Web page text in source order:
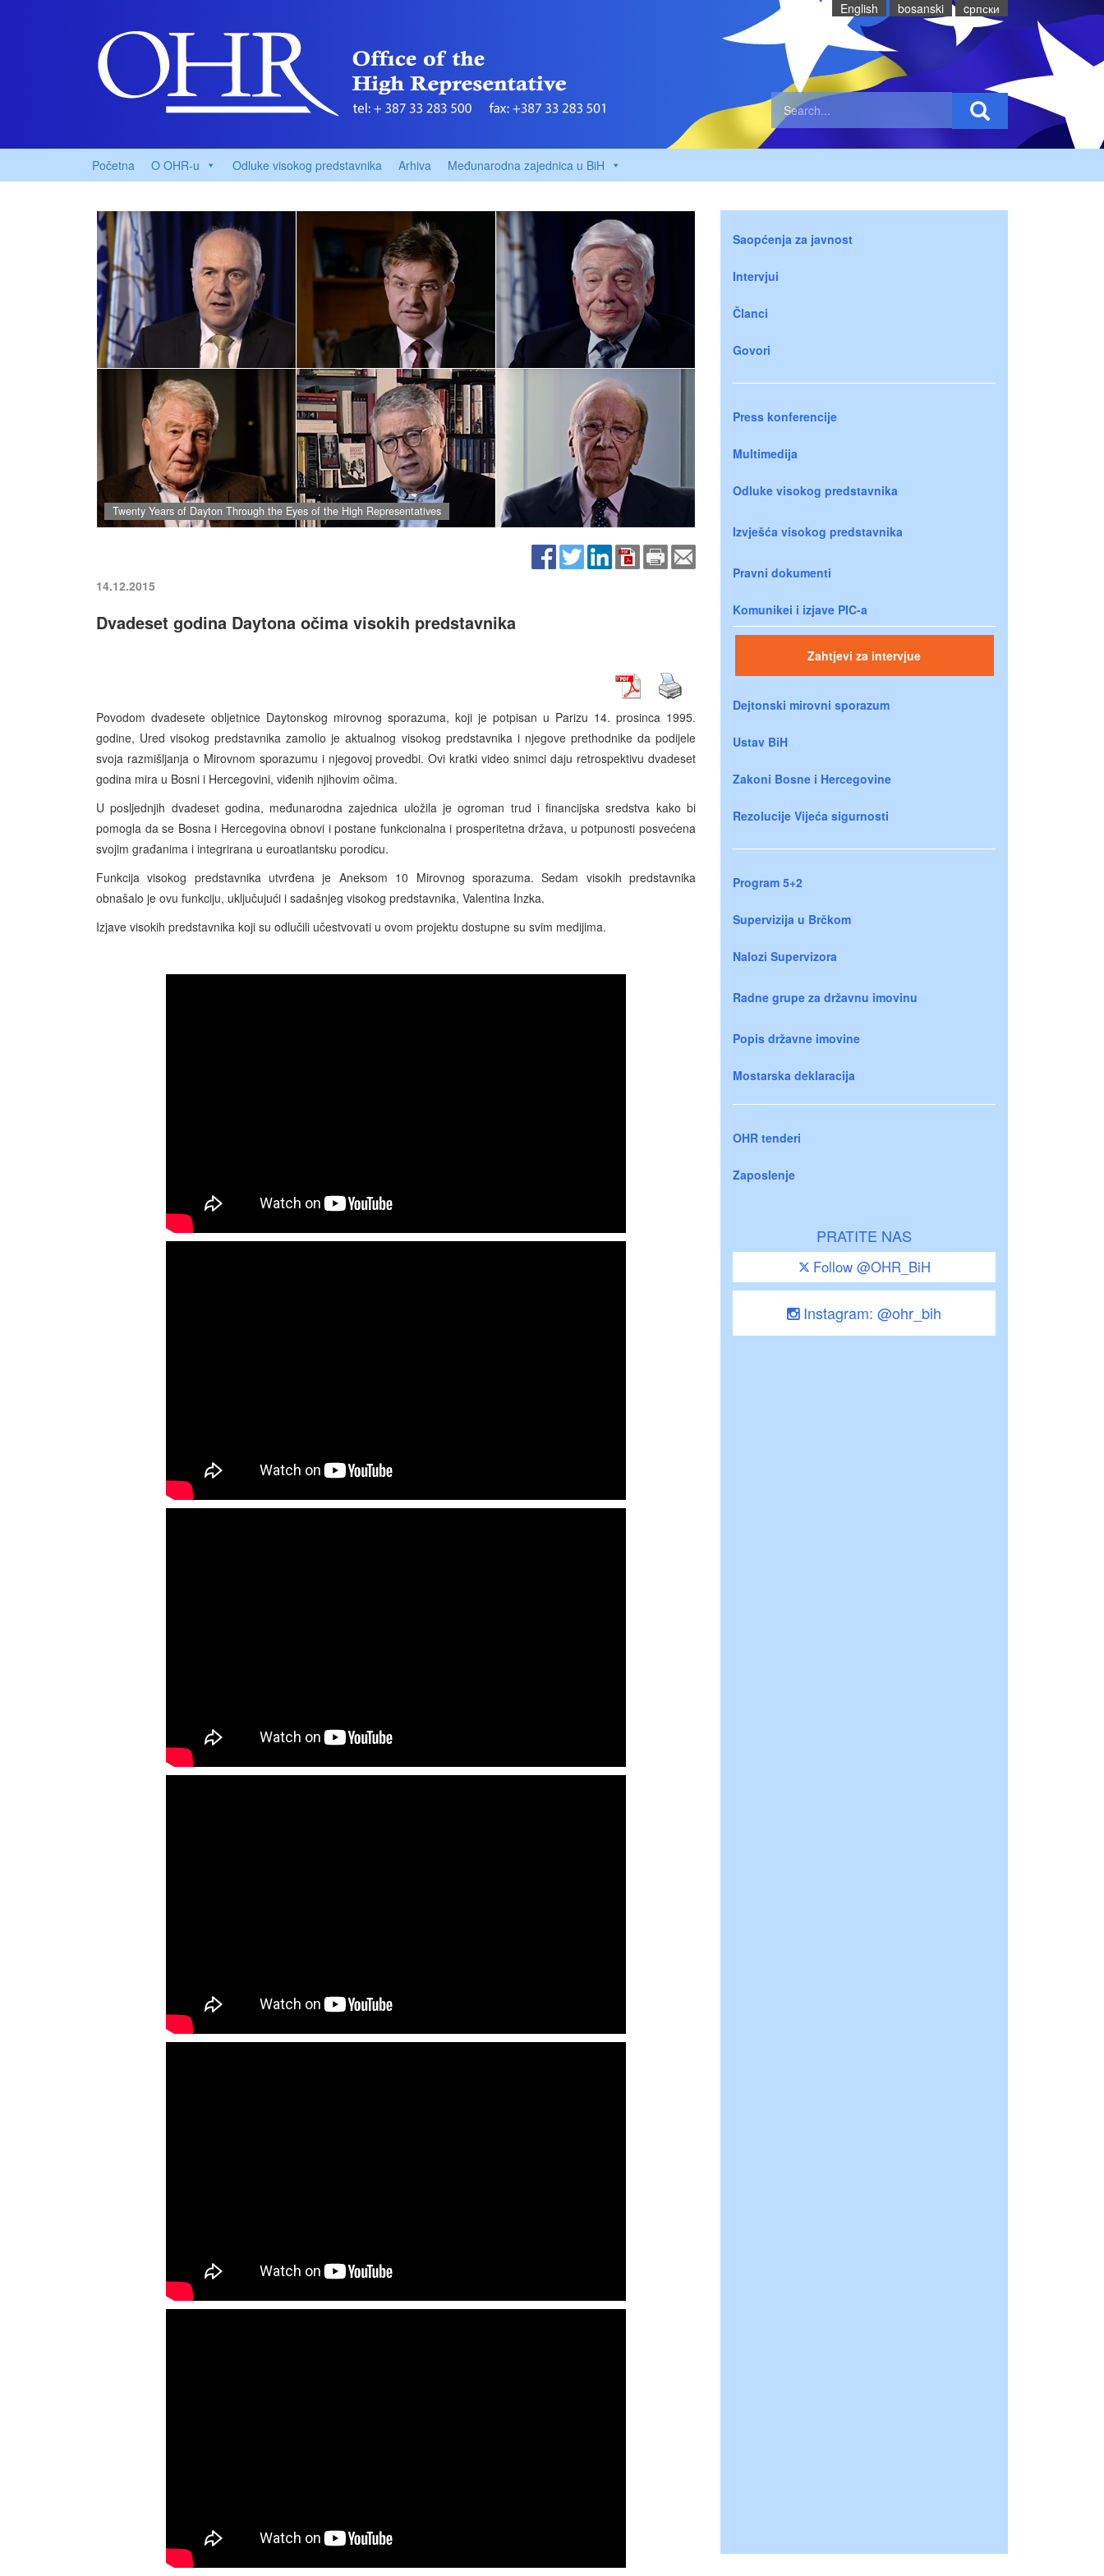
English bosanski cрпски
Početna O OHR-u Odluke visokog predstavnika Arhiva Međunarodna zajednica u BiH
Twenty Years of Dayton Through the Eyes of the High Representatives
14.12.2015
Dvadeset godina Daytona očima visokih predstavnika
Povodom dvadesete obljetnice Daytonskog mirovnog sporazuma, koji je potpisan u Parizu 14. prosinca 1995.
godine, Ured visokog predstavnika zamolio je aktualnog visokog predstavnika i njegove prethodnike da podijele
svoja razmišljanja o Mirovnom sporazumu i njegovoj provedbi. Ovi kratki video snimci daju retrospektivu dvadeset
godina mira u Bosni i Hercegovini, viđenih njihovim očima.
U posljednjih dvadeset godina, međunarodna zajednica uložila je ogroman trud i financijska sredstva kako bi
pomogla da se Bosna i Hercegovina obnovi i postane funkcionalna i prosperitetna država, u potpunosti posvećena
svojim građanima i integrirana u euroatlantsku porodicu.
Funkcija visokog predstavnika utvrđena je Aneksom 10 Mirovnog sporazuma. Sedam visokih predstavnika
obnašalo je ovu funkciju, uključujući i sadašnjeg visokog predstavnika, Valentina Inzka.
Izjave visokih predstavnika koji su odlučili učestvovati u ovom projektu dostupne su svim medijima.
Saopćenja za javnost
Intervjui
Članci
Govori
Press konferencije
Multimedija
Odluke visokog predstavnika
Izvješća visokog predstavnika
Pravni dokumenti
Komunikei i izjave PIC-a
Zahtjevi za intervjue
Dejtonski mirovni sporazum
Ustav BiH
Zakoni Bosne i Hercegovine
Rezolucije Vijeća sigurnosti
Program 5+2
Supervizija u Brčkom
Nalozi Supervizora
Radne grupe za državnu imovinu
Popis državne imovine
Mostarska deklaracija
OHR tenderi
Zaposlenje
PRATITE NAS
Follow @OHR_BiH
Instagram: @ohr_bih